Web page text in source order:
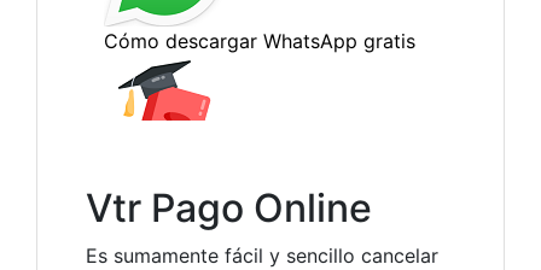
Vtr Pago Online
Es sumamente fácil y sencillo cancelar